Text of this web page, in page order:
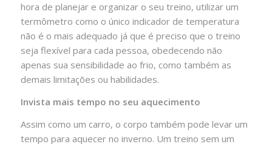
hora de planejar e organizar o seu treino, utilizar um
termômetro como o único indicador de temperatura
não é o mais adequado já que é preciso que o treino
seja flexível para cada pessoa, obedecendo não
apenas sua sensibilidade ao frio, como também as
demais limitações ou habilidades.
Invista mais tempo no seu aquecimento
Assim como um carro, o corpo também pode levar um
tempo para aquecer no inverno. Um treino sem um